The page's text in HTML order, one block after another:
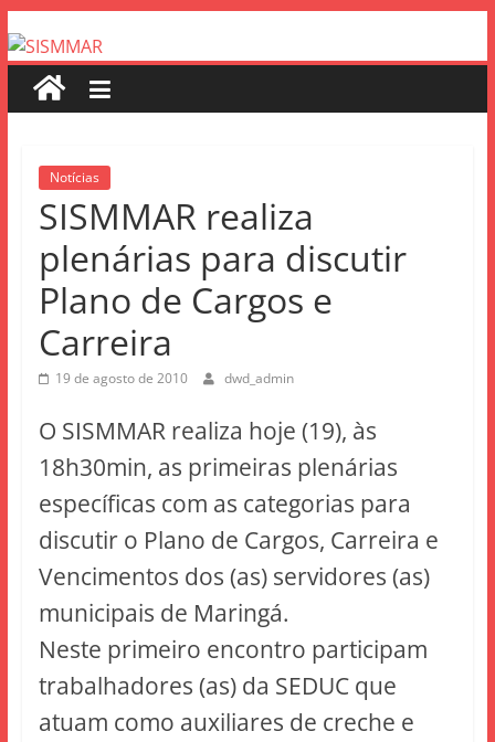
Notícias
SISMMAR realiza
plenárias para discutir
Plano de Cargos e
Carreira
19 de agosto de 2010 dwd_admin
O SISMMAR realiza hoje (19), às
18h30min, as primeiras plenárias
específicas com as categorias para
discutir o Plano de Cargos, Carreira e
Vencimentos dos (as) servidores (as)
municipais de Maringá.
Neste primeiro encontro participam
trabalhadores (as) da SEDUC que
atuam como auxiliares de creche e